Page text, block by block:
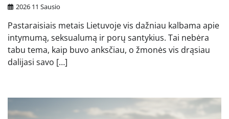
2026 11 Sausio
Pastaraisiais metais Lietuvoje vis dažniau kalbama apie
intymumą, seksualumą ir porų santykius. Tai nebėra
tabu tema, kaip buvo anksčiau, o žmonės vis drąsiau
dalijasi savo […]